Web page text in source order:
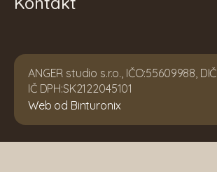
ANGER studio s.r.o., IČO:55609988,
IČ DPH:SK2122045101
Web od Binturonix